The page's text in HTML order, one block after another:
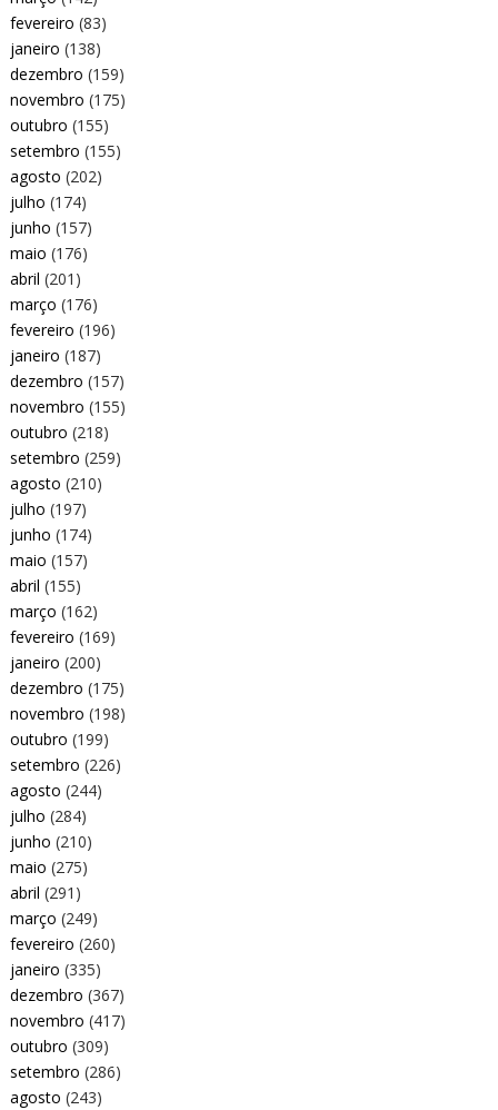
fevereiro (83)
janeiro (138)
dezembro (159)
novembro (175)
outubro (155)
setembro (155)
agosto (202)
julho (174)
junho (157)
maio (176)
abril (201)
março (176)
fevereiro (196)
janeiro (187)
dezembro (157)
novembro (155)
outubro (218)
setembro (259)
agosto (210)
julho (197)
junho (174)
maio (157)
abril (155)
março (162)
fevereiro (169)
janeiro (200)
dezembro (175)
novembro (198)
outubro (199)
setembro (226)
agosto (244)
julho (284)
junho (210)
maio (275)
abril (291)
março (249)
fevereiro (260)
janeiro (335)
dezembro (367)
novembro (417)
outubro (309)
setembro (286)
agosto (243)